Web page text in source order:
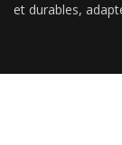
et durables,